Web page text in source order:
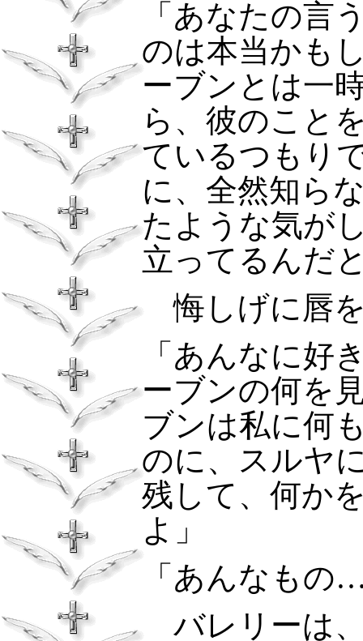
「あなたの言
のは本当かも
ーブンとは一
ら、彼のこと
ているつもり
に、全然知ら
たような気が
立ってるん
悔しげに唇
「あんなに好
ーブンの何を
ブンは私に何
のに、スルヤ
残して、何か
よ」
「あんなもの
バレリーは